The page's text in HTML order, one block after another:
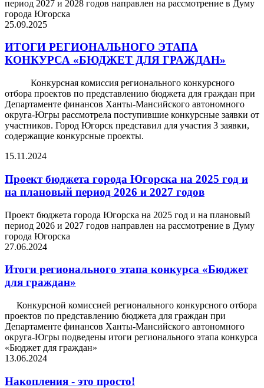
период 2027 и 2028 годов направлен на рассмотрение в Думу
города Югорска
25.09.2025
ИТОГИ РЕГИОНАЛЬНОГО ЭТАПА
КОНКУРСА «БЮДЖЕТ ДЛЯ ГРАЖДАН»
Конкурсная комиссия регионального конкурсного
отбора проектов по представлению бюджета для граждан при
Департаменте финансов Ханты-Мансийского автономного
округа-Югры рассмотрела поступившие конкурсные заявки от
участников. Город Югорск представил для участия 3 заявки,
содержащие конкурсные проекты.
15.11.2024
Проект бюджета города Югорска на 2025 год и
на плановый период 2026 и 2027 годов
Проект бюджета города Югорска на 2025 год и на плановый
период 2026 и 2027 годов направлен на рассмотрение в Думу
города Югорска
27.06.2024
Итоги регионального этапа конкурса «Бюджет
для граждан»
Конкурсной комиссией регионального конкурсного отбора
проектов по представлению бюджета для граждан при
Департаменте финансов Ханты-Мансийского автономного
округа-Югры подведены итоги регионального этапа конкурса
«Бюджет для граждан»
13.06.2024
Накопления - это просто!